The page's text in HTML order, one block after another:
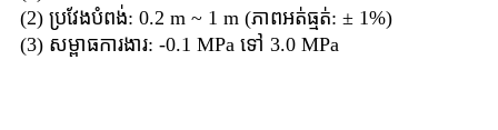
(2) ប្រវែងបំពង់: 0.2 m ~ 1 m (ភាពអត់ធ្មត់: ± 1%)
(3) សម្ពាធការងារ: -0.1 MPa ទៅ 3.0 MPa